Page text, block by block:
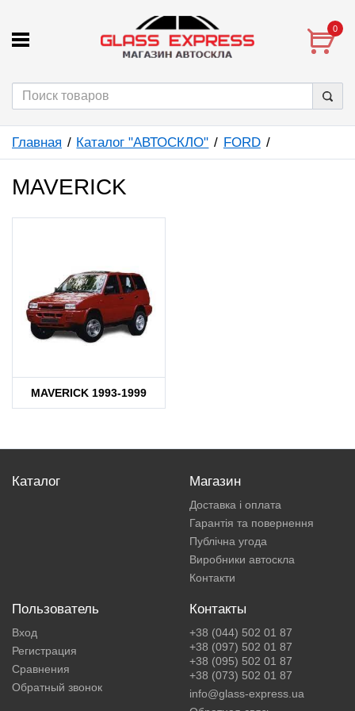
0
Главная Каталог "АВТОСКЛО" FORD
MAVERICK
MAVERICK 1993-1999
Каталог Магазин
Доставка і оплата
Гарантія та повернення
Публічна угода
Виробники автоскла
Контакти
Пользователь
Вход
Регистрация
Сравнения
Обратный звонок
Контакты
+38 (044) 502 01 87
+38 (097) 502 01 87
+38 (095) 502 01 87
+38 (073) 502 01 87
info@glass-express.ua